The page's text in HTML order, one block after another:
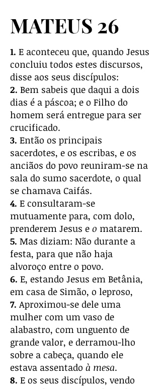
MATEUS 26
1. E aconteceu que, quando Jesus
concluiu todos estes discursos,
disse aos seus discípulos:
2. Bem sabeis que daqui a dois
dias é a páscoa; e o Filho do
homem será entregue para ser
crucificado.
3. Então os principais
sacerdotes, e os escribas, e os
anciãos do povo reuniram-se na
sala do sumo sacerdote, o qual
se chamava Caifás.
4. E consultaram-se
mutuamente para, com dolo,
prenderem Jesus e o matarem.
5. Mas diziam: Não durante a
festa, para que não haja
alvoroço entre o povo.
6. E, estando Jesus em Betânia,
em casa de Simão, o leproso,
7. Aproximou-se dele uma
mulher com um vaso de
alabastro, com unguento de
grande valor, e derramou-lho
sobre a cabeça, quando ele
estava assentado à mesa.
8. E os seus discípulos, vendo